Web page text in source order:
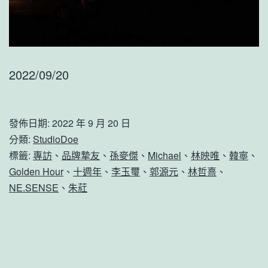
2022/09/20
發佈日期: 2022 年 9 月 20 日
分類: StudioDoe
標籤: 專訪 、 品牌摯友 、 孫麥傑 、 Michael 、 林映唯 、 韓寧 、
Golden Hour 、 十週年 、 李玉璽 、 郭源元 、 林哲熹 、
NE.SENSE 、 朱葒